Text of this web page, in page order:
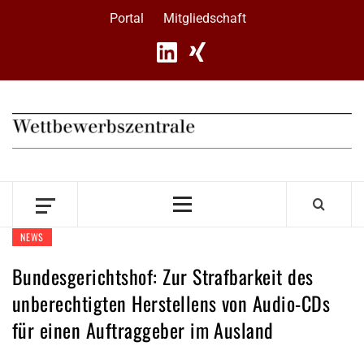
Portal Mitgliedschaft
Primary
NEWS
Bundesgerichtshof: Zur Strafbarkeit des
unberechtigten Herstellens von Audio-CDs
für einen Auftraggeber im Ausland